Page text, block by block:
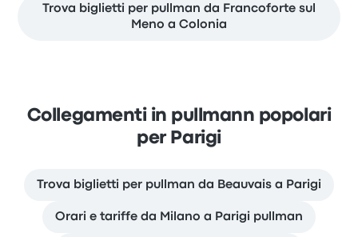
Trova biglietti per pullman da Francoforte sul
Meno a Colonia
Collegamenti in pullmann popolari
per Parigi
Trova biglietti per pullman da Beauvais a Parigi
Orari e tariffe da Milano a Parigi pullman